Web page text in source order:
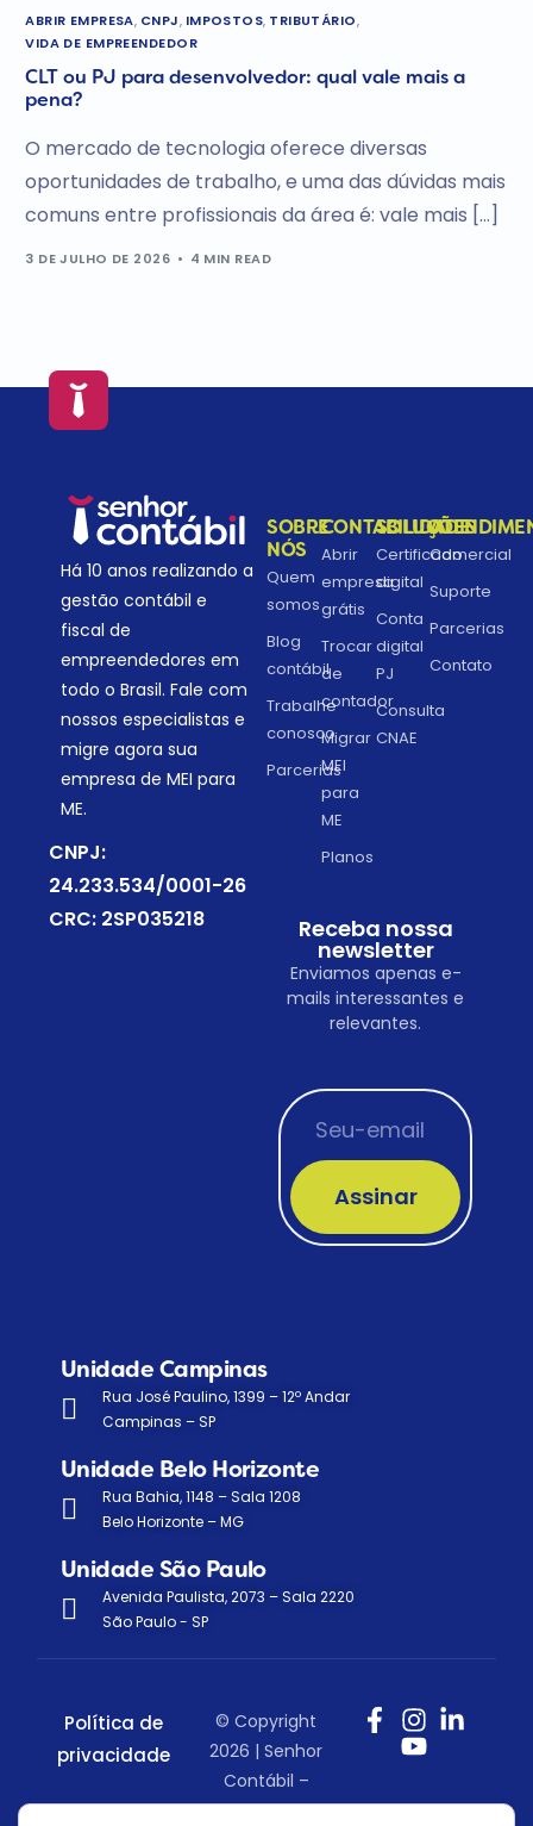
ABRIR EMPRESA, CNPJ, IMPOSTOS, TRIBUTÁRIO,
VIDA DE EMPREENDEDOR
CLT ou PJ para desenvolvedor: qual vale mais a
pena?
O mercado de tecnologia oferece diversas
oportunidades de trabalho, e uma das dúvidas mais
comuns entre profissionais da área é: vale mais […]
3 DE JULHO DE 2026 4 MIN READ
Há 10 anos realizando a
gestão contábil e
fiscal de
empreendedores em
todo o Brasil. Fale com
nossos especialistas e
migre agora sua
empresa de MEI para
ME.
CNPJ:
24.233.534/0001-26
CRC: 2SP035218
SOBRE
NÓS
Quem
somos
Blog
contábil
Trabalhe
conosco
Parcerias
CONTABILIDADE
Abrir
empresa
grátis
Trocar
de
contador
Migrar
MEI
para
ME
Planos
SOLUÇÕES
Certificado
digital
Conta
digital
PJ
Consulta
CNAE
Comercial
Suporte
Parcerias
Contato
Receba nossa
newsletter
Enviamos apenas e-
mails interessantes e
relevantes.
Assinar
Unidade Campinas
Rua José Paulino, 1399 – 12º Andar
Campinas – SP
Unidade Belo Horizonte
Rua Bahia, 1148 – Sala 1208
Belo Horizonte – MG
Unidade São Paulo
Avenida Paulista, 2073 – Sala 2220
São Paulo - SP
Política de
privacidade
© Copyright
2026 | Senhor
Contábil –
Todos os